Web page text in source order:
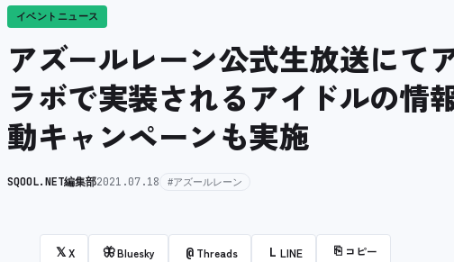
イベントニュース
アズールレーン公式生放送にて
ラボで実装されるアイドルの情
動キャンペーンも実施
SQOOL.NET編集部2021.07.18 #アズールレーン
𝕏X 🦋Bluesky @ Threads L LINE ⎘ コピー